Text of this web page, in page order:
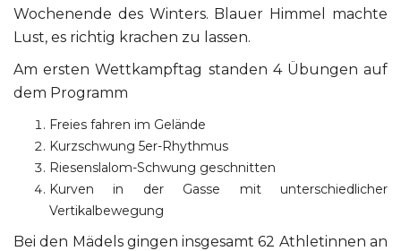
Wochenende des Winters. Blauer Himmel machte
Lust, es richtig krachen zu lassen.
Am ersten Wettkampftag standen 4 Übungen auf
dem Programm
Freies fahren im Gelände
Kurzschwung 5er-Rhythmus
Riesenslalom-Schwung geschnitten
Kurven in der Gasse mit unterschiedlicher
Vertikalbewegung
Bei den Mädels gingen insgesamt 62 Athletinnen an